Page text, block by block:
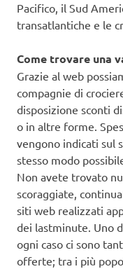
Pacifico, il Sud
transatlantiche e le
Come trovare una
Grazie al web
compagnie di
disposizione sconti
o in altre forme.
vengono indicati sul
stesso modo
Non avete trovato
scoraggiate,
siti web realizzati
dei lastminute. Uno
ogni caso ci sono
offerte; tra i più